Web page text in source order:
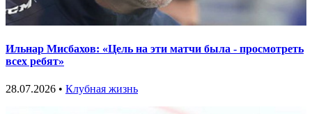
Ильнар Мисбахов: «Цель на эти матчи была - просмотреть
всех ребят»
28.07.2026 • Клубная жизнь